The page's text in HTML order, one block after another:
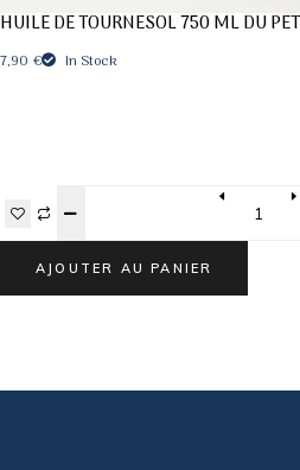
HUILE DE TOURNESOL 750 ML DU
7,90 € In Stock
AJOUTER AU PANIER